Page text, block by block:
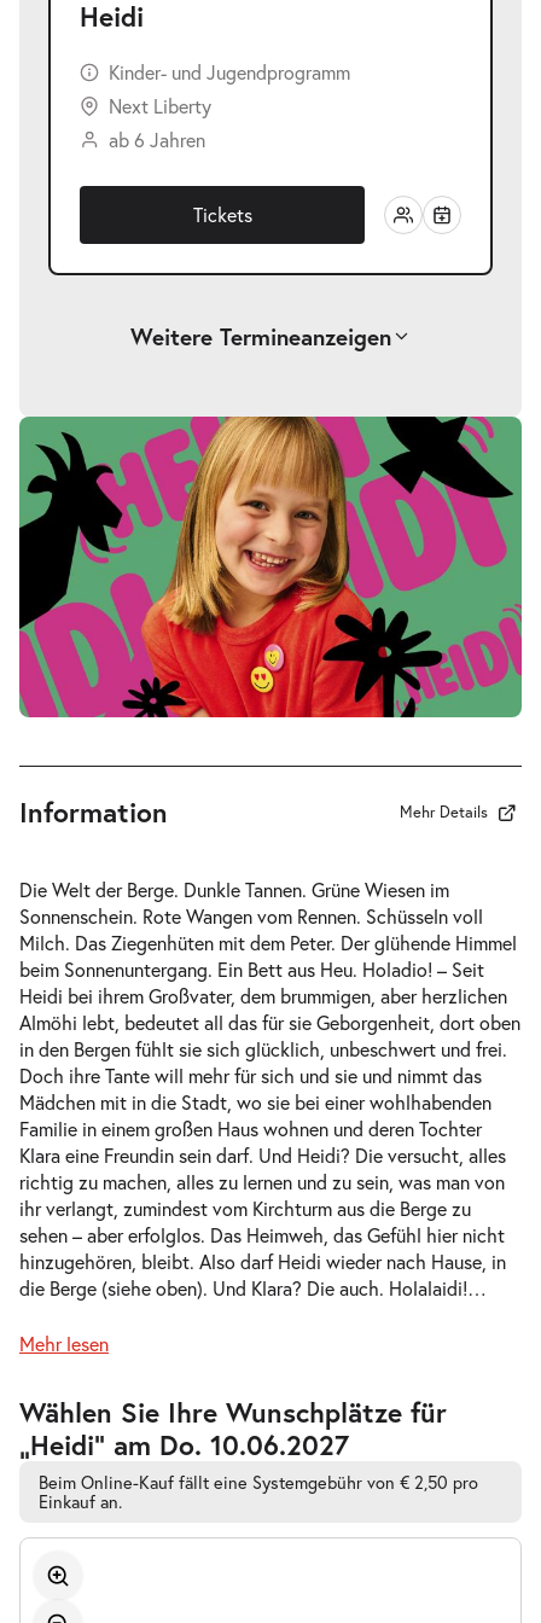
Heidi
Kinder- und Jugendprogramm
Next Liberty
ab 6 Jahren
Tickets
Weitere Termineanzeigen
Heidi-
Fr.
23.04.2027
Fr. 23.04.2027
17:00–18:00 Uhr
Tickets
Heidi-
Sa.
24.04.2027
Sa. 24.04.2027
Tickets
Heidi-
Mi.
12.05.2027
Mi. 12.05.2027
10:30–11:30 Uhr
Tickets
Heidi -
Do.
13.05.2027
Do. 13.05.2027
10:30–11:30 Uhr
Tickets
Heidi
13.05.2027
16:00–17:00 Uhr
Tickets
Information Mehr Details
Die Welt der Berge. Dunkle Tannen. Grüne Wiesen im
Sonnenschein. Rote Wangen vom Rennen. Schüsseln voll
Milch. Das Ziegenhüten mit dem Peter. Der glühende Himmel
beim Sonnenuntergang. Ein Bett aus Heu. Holadio! – Seit
Heidi bei ihrem Großvater, dem brummigen, aber herzlichen
Almöhi lebt, bedeutet all das für sie Geborgenheit, dort oben
in den Bergen fühlt sie sich glücklich, unbeschwert und frei.
Doch ihre Tante will mehr für sich und sie und nimmt das
Mädchen mit in die Stadt, wo sie bei einer wohlhabenden
Familie in einem großen Haus wohnen und deren Tochter
Klara eine Freundin sein darf. Und Heidi? Die versucht, alles
richtig zu machen, alles zu lernen und zu sein, was man von
ihr verlangt, zumindest vom Kirchturm aus die Berge zu
sehen – aber erfolglos. Das Heimweh, das Gefühl hier nicht
hinzugehören, bleibt. Also darf Heidi wieder nach Hause, in
die Berge (siehe oben). Und Klara? Die auch. Holalaidi!…
Mehr lesen
Wählen Sie Ihre Wunschplätze für
„Heidi” am Do. 10.06.2027
Beim Online-Kauf fällt eine Systemgebühr von € 2,50 pro
Einkauf an.
Zur
barrierefreien
automatischen
Bestplatzwahl